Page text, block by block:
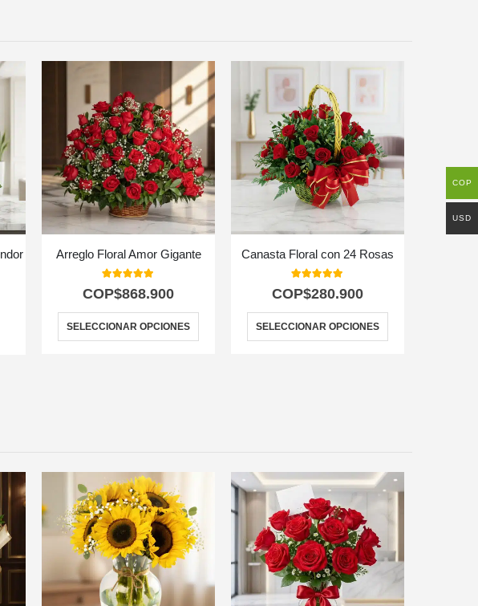
Arreglo Floral Amor Gigante
5.00
COP$868.900
SELECCIONAR OPCIONES
Canasta Floral con 24 Rosas
5.00
COP$280.900
SELECCIONAR OPCIONES
COP
USD